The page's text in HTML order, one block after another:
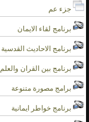
جزء عم
برنامج لقاء الايمان
برنامج الاحاديث القدسية
برنامج بين القران والعلم
برامج مصورة متنوعة
برنامج خواطر ايمانية